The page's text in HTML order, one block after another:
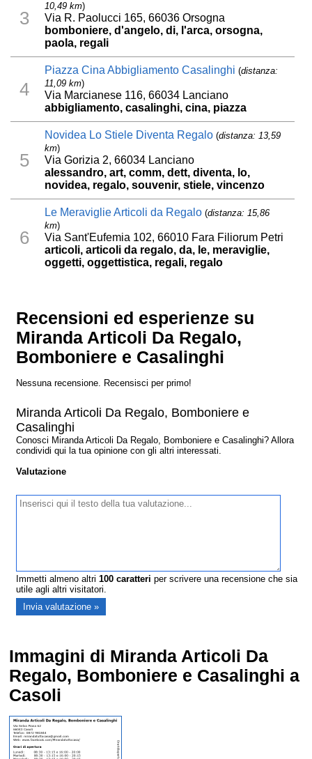
3
10,49 km)
Via R. Paolucci 165, 66036 Orsogna
bomboniere, d'angelo, di, l'arca, orsogna,
paola, regali
4
Piazza Cina Abbigliamento Casalinghi (distanza:
11,09 km)
Via Marcianese 116, 66034 Lanciano
abbigliamento, casalinghi, cina, piazza
5
Novidea Lo Stiele Diventa Regalo (distanza: 13,59
km)
Via Gorizia 2, 66034 Lanciano
alessandro, art, comm, dett, diventa, lo,
novidea, regalo, souvenir, stiele, vincenzo
6
Le Meraviglie Articoli da Regalo (distanza: 15,86
km)
Via Sant'Eufemia 102, 66010 Fara Filiorum Petri
articoli, articoli da regalo, da, le, meraviglie,
oggetti, oggettistica, regali, regalo
Recensioni ed esperienze su
Miranda Articoli Da Regalo,
Bomboniere e Casalinghi
Nessuna recensione. Recensisci per primo!
Miranda Articoli Da Regalo, Bomboniere e
Casalinghi
Conosci Miranda Articoli Da Regalo, Bomboniere e Casalinghi? Allora
condividi qui la tua opinione con gli altri interessati.
Valutazione
Immetti almeno altri100 caratteri per scrivere una recensione che sia
utile agli altri visitatori.
Immagini di Miranda Articoli Da
Regalo, Bomboniere e Casalinghi a
Casoli